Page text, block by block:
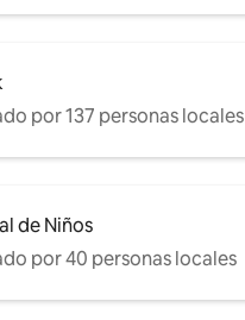
400 Gradi, la
lado de la calle está
& Gelobar
cafetería,
Calda, todo en uno).
como «La
Italy), una zona que
y carácter. Entra en
en el centro de la
Gira a la izquierda
por 137 personas locales
de Niños
por 40 personas locales